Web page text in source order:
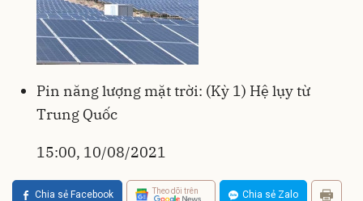
Pin năng lượng mặt trời: (Kỳ 1) Hệ lụy từ
Trung Quốc
15:00, 10/08/2021
Chia sẻ Facebook Theo dõi trên Chia sẻ Zalo